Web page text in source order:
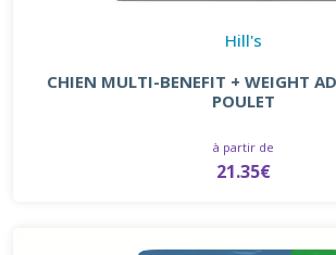
Hill's
CHIEN MULTI-BENEFIT + WEIGHT
POULET
à partir de
21.35€